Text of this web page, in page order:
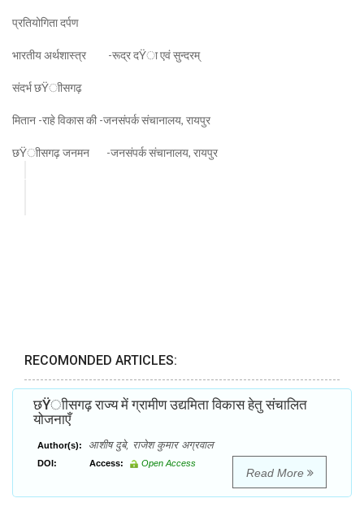
प्रतियोगिता दर्पण
भारतीय अर्थशास्त्र -रूद्र दŸा एवं सुन्दरम्
संदर्भ छŸाीसगढ़
मितान -राहे विकास की -जनसंपर्क संचानालय, रायपुर
छŸाीसगढ़ जनमन -जनसंपर्क संचानालय, रायपुर
RECOMONDED ARTICLES:
छŸाीसगढ़ राज्य में ग्रामीण उद्यमिता विकास हेतु संचालित
योजनाएँ
Author(s): आशीष दुबे, राजेश कुमार अग्रवाल
DOI: Access: Open Access
Read More